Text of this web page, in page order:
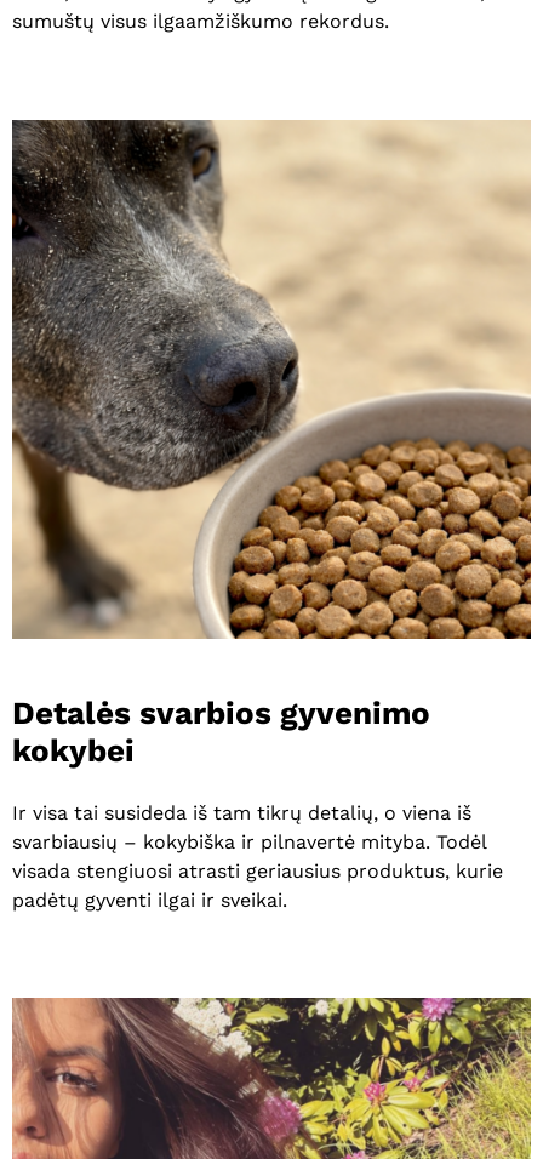
Krepšelyje nėra produktų.
Eiti Į Parduotuvę
sumuštų visus ilgaamžiškumo rekordus.
Detalės svarbios gyvenimo
kokybei
Ir visa tai susideda iš tam tikrų detalių, o viena iš
svarbiausių – kokybiška ir pilnavertė mityba. Todėl
visada stengiuosi atrasti geriausius produktus, kurie
padėtų gyventi ilgai ir sveikai.